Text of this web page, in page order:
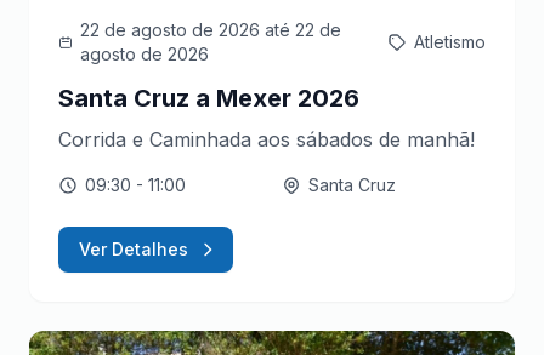
22 de agosto de 2026 até 22 de
agosto de 2026
Atletismo
Santa Cruz a Mexer 2026
Corrida e Caminhada aos sábados de manhã!
09:30 - 11:00 Santa Cruz
Ver Detalhes